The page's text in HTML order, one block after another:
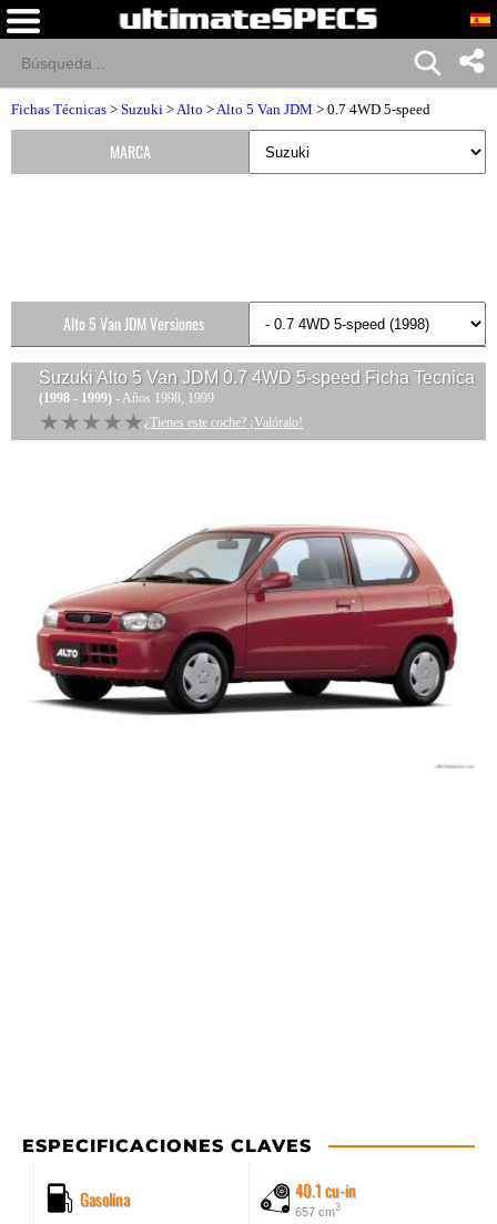
Fichas Técnicas > Suzuki >Alto >Alto 5 Van JDM > 0.7 4WD 5-speed
Suzuki Alto 5 Van JDM 0.7 4WD 5-speed Ficha Tecnica
(1998 - 1999) - Años 1998, 1999
★★★★★
★★★★★ ¿Tienes este coche? ¡Valóralo!
ESPECIFICACIONES CLAVES
Gasolina 40.1 cu-in
657 cm3
MARCA
Alto 5 Van JDM Versiones